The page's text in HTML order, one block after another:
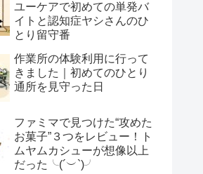
ユーケアで初めての単発バ
イトと認知症ヤシさんのひ
とり留守番
作業所の体験利用に行って
きました｜初めてのひとり
通所を見守った日
ファミマで見つけた“攻めた
お菓子”３つをレビュー！ト
ムヤムカシューが想像以上
だった╰(´︶`)╯